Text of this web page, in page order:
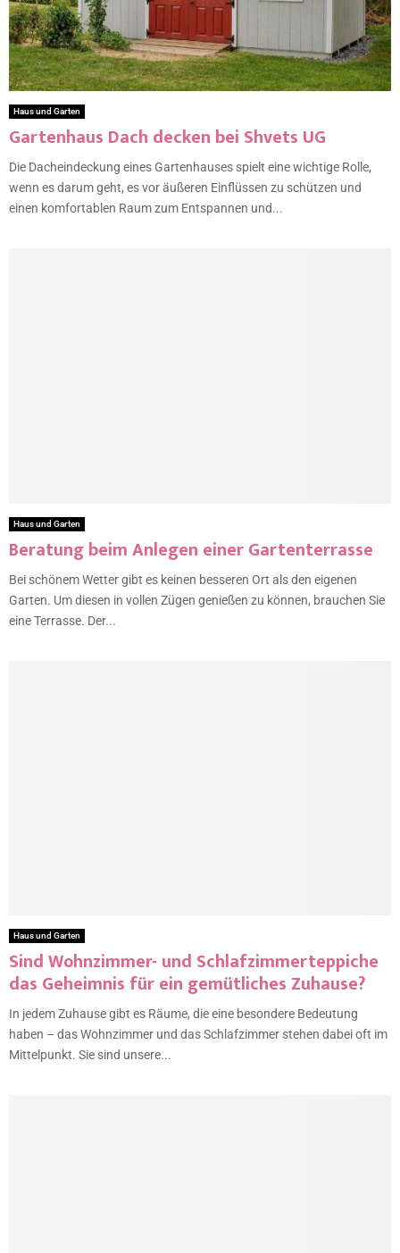
Haus und Garten
Gartenhaus Dach decken bei Shvets UG
Die Dacheindeckung eines Gartenhauses spielt eine wichtige Rolle,
wenn es darum geht, es vor äußeren Einflüssen zu schützen und
einen komfortablen Raum zum Entspannen und...
Haus und Garten
Beratung beim Anlegen einer Gartenterrasse
Bei schönem Wetter gibt es keinen besseren Ort als den eigenen
Garten. Um diesen in vollen Zügen genießen zu können, brauchen Sie
eine Terrasse. Der...
Haus und Garten
Sind Wohnzimmer- und Schlafzimmerteppiche
das Geheimnis für ein gemütliches Zuhause?
In jedem Zuhause gibt es Räume, die eine besondere Bedeutung
haben – das Wohnzimmer und das Schlafzimmer stehen dabei oft im
Mittelpunkt. Sie sind unsere...